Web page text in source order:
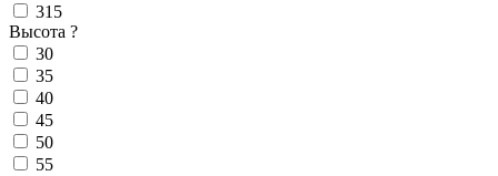
315
Высота ?
30
35
40
45
50
55